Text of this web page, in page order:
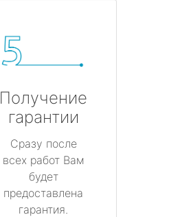
Получение
гарантии
Сразу после
всех работ Вам
будет
предоставлена
гарантия.